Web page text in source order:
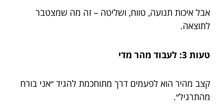
אבל איכות תנועה, טווח, ושליטה – זה מה שמצטבר
לתוצאה.
טעות 3: לעבוד מהר מדי
קצב מהיר הוא לפעמים דרך מתוחכמת להגיד ״אני בורח
מהתרגיל״.